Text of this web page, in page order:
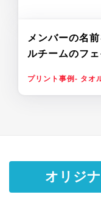
メンバーの名
ルチームのフ
プリント事例- タオ
オリジ